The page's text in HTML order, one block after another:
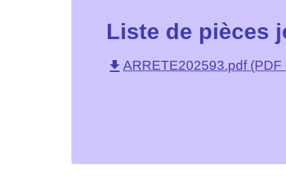
Liste de pièces
file_download ARRETE202593.pdf (PDF